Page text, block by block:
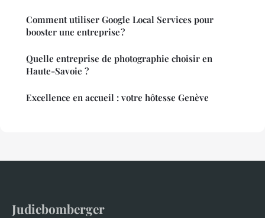
Comment utiliser Google Local Services pour
booster une entreprise ?
Quelle entreprise de photographie choisir en
Haute-Savoie ?
Excellence en accueil : votre hôtesse Genève
Judiebomberger